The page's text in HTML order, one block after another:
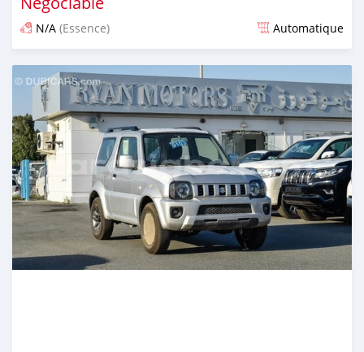
N/A (Essence) Automatique
Publié il y a environ 7 ans